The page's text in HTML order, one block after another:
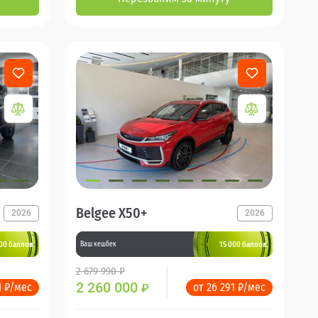
2026
баллов
₽/мес
Belgee X50+ 2026
Ваш кешбек 15 000 баллов
2 679 990 ₽
2 260 000 ₽ от 26 291 ₽/мес